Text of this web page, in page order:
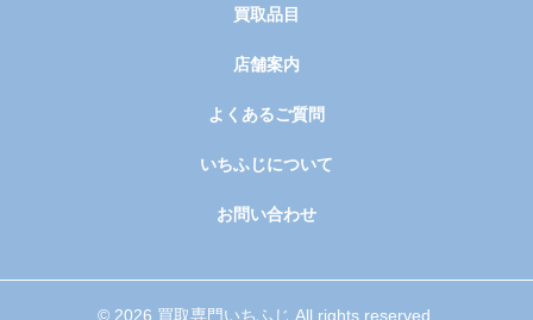
買取品目
店舗案内
よくあるご質問
いちふじについて
お問い合わせ
© 2026 買取専門いちふじ All rights reserved.